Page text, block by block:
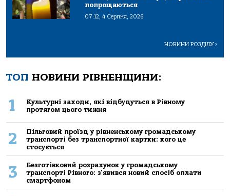
попрощаються
07:12, 4 Серпня, 2026
НОВИНИ РОЗДІЛУ>
ТОП НОВИНИ РІВНЕНЩИНИ:
1
Культурні заходи, які відбудуться в Рівному
протягом цього тижня
2
Пільговий проїзд у рівненському громадському
транспорті без транспортної картки: кого це
стосується
3
Безготівковий розрахунок у громадському
транспорті Рівного: з'явився новий спосіб оплати
смартфоном